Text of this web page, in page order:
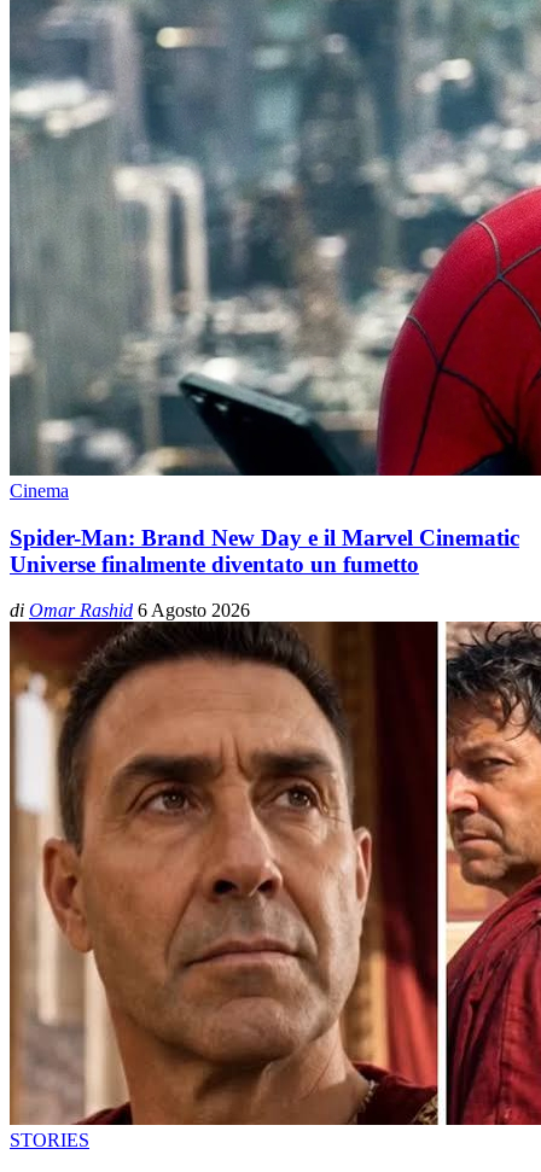
Cinema
Spider-Man: Brand New Day e il Marvel Cinematic
Universe finalmente diventato un fumetto
di Omar Rashid 6 Agosto 2026
STORIES